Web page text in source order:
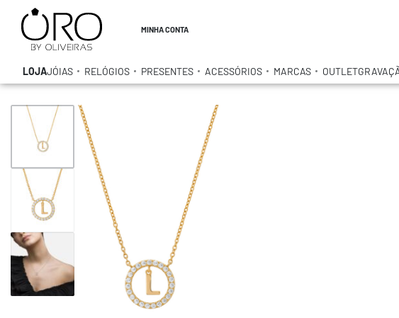
MINHA CONTA
LOJAJÓIAS RELÓGIOS PRESENTES ACESSÓRIOS MARCAS OUTLET